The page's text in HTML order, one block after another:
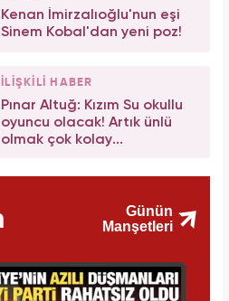
Kenan İmirzalıoğlu'nun eşi
Sinem Kobal'dan yeni poz!
İLİŞKİLİ HABER
Pınar Altuğ: Kızım Su okullu
oyuncu olacak! Artık ünlü
olmak çok kolay...